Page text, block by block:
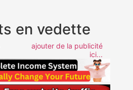
en vedette
ajouter de la publicité
ici...